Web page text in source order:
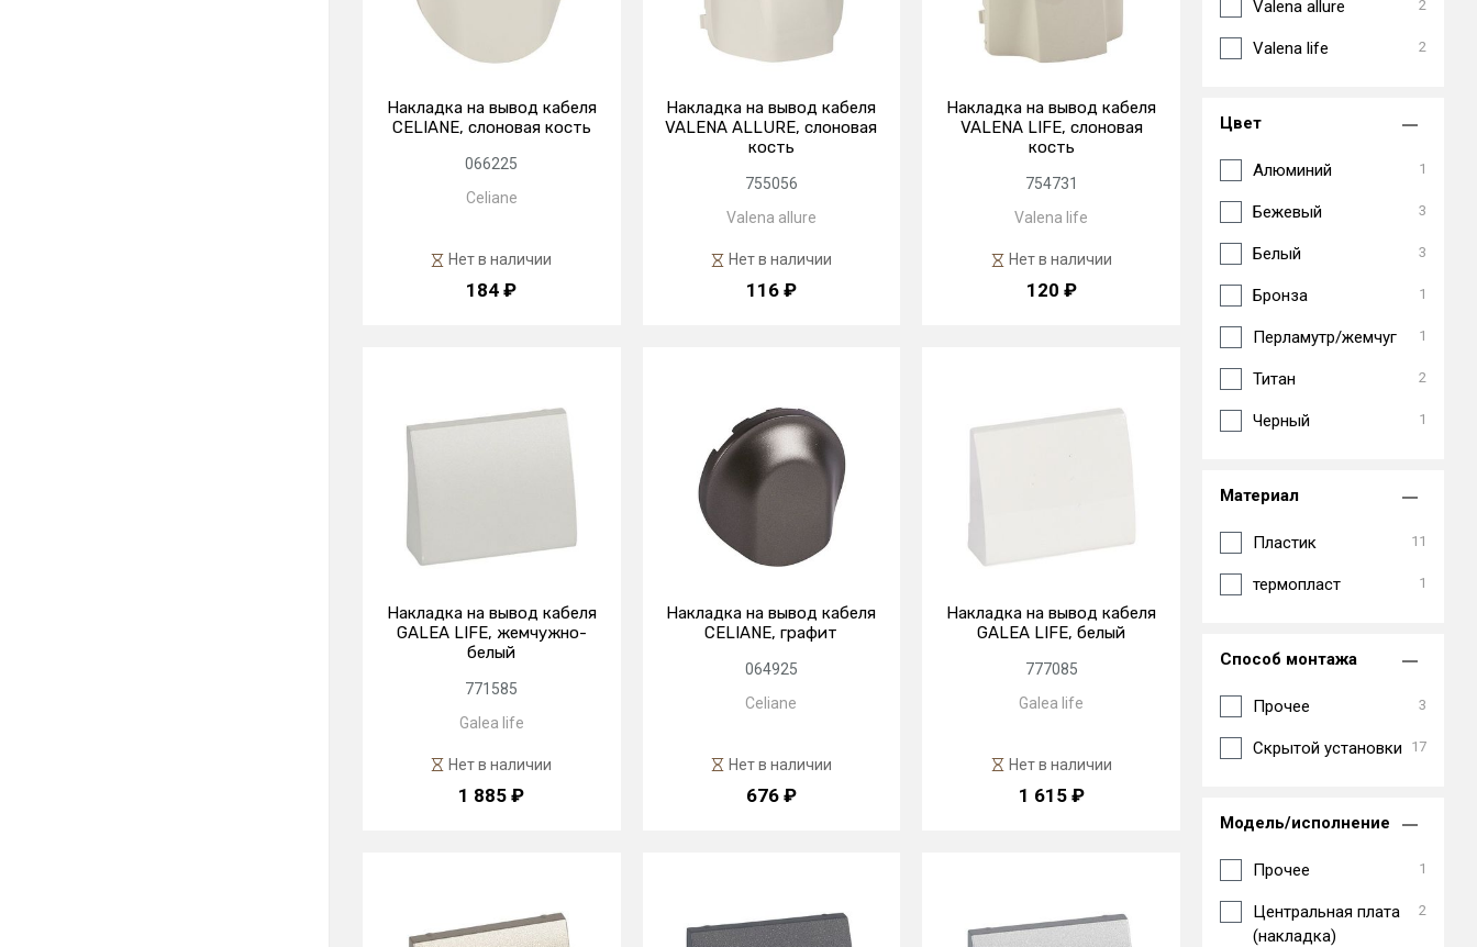
Накладка на вывод кабеля
CELIANE, слоновая кость
066225
Celiane
Нет в наличии
184 ₽
Накладка на вывод кабеля
VALENA ALLURE, слоновая
кость
755056
Valena allure
Нет в наличии
116 ₽
Накладка на вывод кабеля
VALENA LIFE, слоновая
кость
754731
Valena life
Нет в наличии
120 ₽
Накладка на вывод кабеля
GALEA LIFE, жемчужно-
белый
771585
Galea life
Нет в наличии
1 885 ₽
Накладка на вывод кабеля
CELIANE, графит
064925
Celiane
Нет в наличии
676 ₽
Накладка на вывод кабеля
GALEA LIFE, белый
777085
Galea life
Нет в наличии
1 615 ₽
Valena allure 2
Valena life 2
Цвет
Алюминий 1
Бежевый 3
Белый 3
Бронза 1
Перламутр/жемчуг 1
Титан 2
Черный 1
Материал
Пластик 11
термопласт 1
Способ монтажа
Прочее 3
Скрытой установки 17
Модель/исполнение
Прочее 1
Центральная плата
(накладка)
2